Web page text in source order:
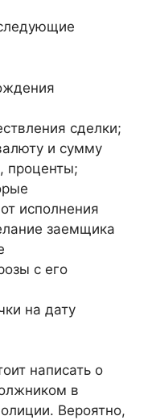
сделки;
и сумму
проценты;
исполнения
заемщика
с его
на дату
написать о
в
Вероятно,